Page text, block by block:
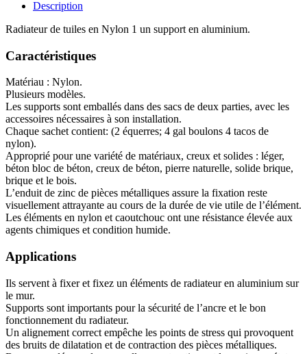
Description
Radiateur de tuiles en Nylon 1 un support en aluminium.
Caractéristiques
Matériau : Nylon.
Plusieurs modèles.
Les supports sont emballés dans des sacs de deux parties, avec les
accessoires nécessaires à son installation.
Chaque sachet contient: (2 équerres; 4 gal boulons 4 tacos de
nylon).
Approprié pour une variété de matériaux, creux et solides : léger,
béton bloc de béton, creux de béton, pierre naturelle, solide brique,
brique et le bois.
L’enduit de zinc de pièces métalliques assure la fixation reste
visuellement attrayante au cours de la durée de vie utile de l’élément.
Les éléments en nylon et caoutchouc ont une résistance élevée aux
agents chimiques et condition humide.
Applications
Ils servent à fixer et fixez un éléments de radiateur en aluminium sur
le mur.
Supports sont importants pour la sécurité de l’ancre et le bon
fonctionnement du radiateur.
Un alignement correct empêche les points de stress qui provoquent
des bruits de dilatation et de contraction des pièces métalliques.